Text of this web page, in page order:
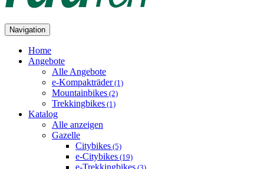
Navigation
Home
Angebote
Alle Angebote
e-Kompakträder(1)
Mountainbikes (2)
Trekkingbikes (1)
Katalog
Alle anzeigen
Gazelle
Citybikes (5)
e-Citybikes (19)
e-Trekkingbikes